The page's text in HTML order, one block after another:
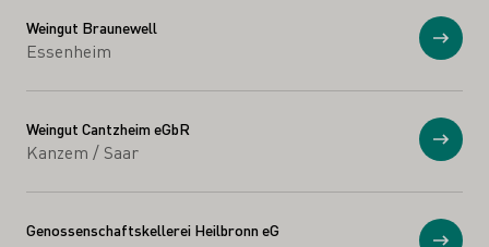
Weingut Braunewell
Essenheim
Weingut Cantzheim eGbR
Kanzem / Saar
Genossenschaftskellerei Heilbronn eG